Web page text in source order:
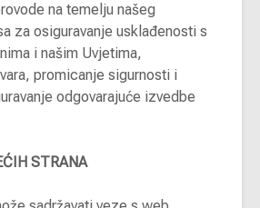
na temelju našeg
za osiguravanje usklađenosti s
i našim Uvjetima,
promicanje sigurnosti i
odgovarajuće izvedbe
STRANA